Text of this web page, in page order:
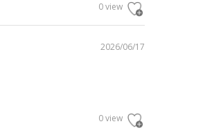
0 view
2026/06/17
0 view